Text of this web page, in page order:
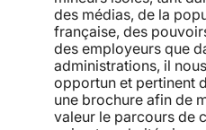
des médias, de la
française, des
des employeurs que
administrations, il
opportun et pertinent
une brochure afin de
valeur le parcours de